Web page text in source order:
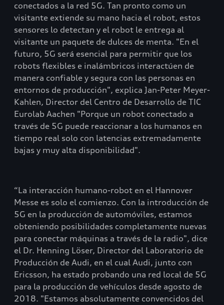
conectados a la red 5G. Tan pronto como un
visitante extiende su mano hacia el robot, estos
sensores lo detectan y el robot le entrega al
visitante un paquete de dulces de menta. "En el
futuro, 5G será esencial para permitir que los
robots flexibles e inalámbricos interactúen de
manera confiable y segura con las personas en
entornos de producción", explica Jan-Peter Meyer-
Kahlen, Director del Centro de Desarrollo de TIC
Eurolab Aachen "Porque un robot conectado a
través de 5G puede reaccionar a los humanos en
tiempo real solo con latencias extremadamente
bajas y muy alta disponibilidad".
“La interacción humano-robot en el Hannover
Messe es solo el comienzo. Con la introducción de
5G en la producción de automóviles, estamos
obteniendo posibilidades completamente nuevas
para conectar máquinas a través de la radio", dice
el Dr. Henning Löser, Director del Laboratorio de
Producción de Audi, en el cual Audi, junto con
Ericsson, ha estado probando una red local de 5G
para la producción de vehículos desde agosto de
2018. "Estamos absolutamente convencidos del